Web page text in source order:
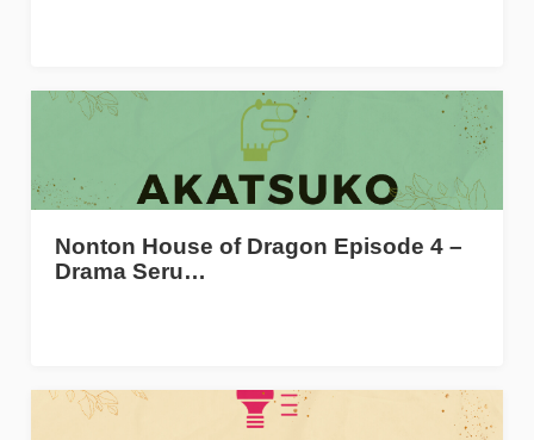
Nonton House of Dragon Episode 4 –
Drama Seru…